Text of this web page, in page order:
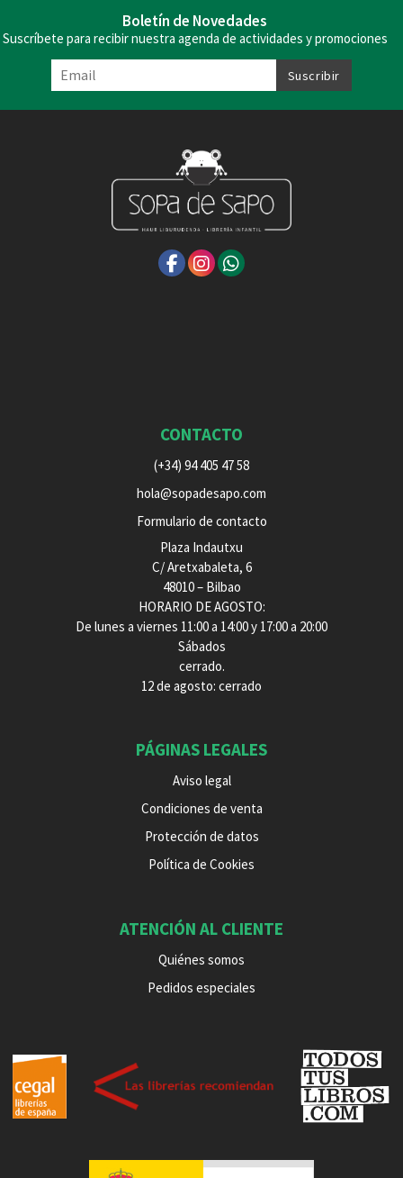
Boletín de Novedades
Suscríbete para recibir nuestra agenda de actividades y promociones
CONTACTO
(+34) 94 405 47 58
hola@sopadesapo.com
Formulario de contacto
Plaza Indautxu
C/ Aretxabaleta, 6
48010 – Bilbao
HORARIO DE AGOSTO:
De lunes a viernes 11:00 a 14:00 y 17:00 a 20:00
Sábados
cerrado.
12 de agosto: cerrado
PÁGINAS LEGALES
Aviso legal
Condiciones de venta
Protección de datos
Política de Cookies
ATENCIÓN AL CLIENTE
Quiénes somos
Pedidos especiales